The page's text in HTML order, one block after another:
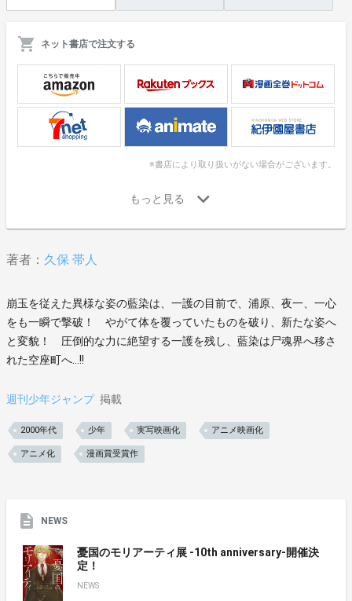
ネット書店で注文する
※書店により取り扱いがない場合がございます。
著者： 久保 帯人
崩玉を従えた異様な姿の藍染は、一護の目前で、浦原、夜一、一心
をも一瞬で撃破！ やがて体を覆っていたものを破り、新たな姿へ
と変貌！ 圧倒的な力に絶望する一護を残し、藍染は尸魂界へ移さ
れた空座町へ…!!
週刊少年ジャンプ 掲載
2000年代 少年 実写映画化 アニメ映画化
アニメ化 漫画賞受賞作
NEWS
憂国のモリアーティ展 -10th anniversary-開催決
定！
NEWS